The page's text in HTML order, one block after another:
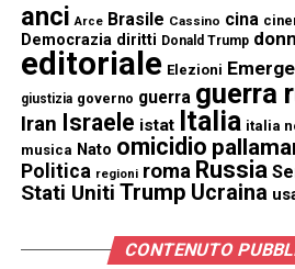
anci Arce Brasile Cassino cina
Democrazia diritti Donald Trump
editoriale Elezioni
giustizia governo guerra guerra
Iran Israele istat Italia italia
musica Nato omicidio
Politica regioni roma Russia
Stati Uniti Trump Ucraina
CONTENUTO